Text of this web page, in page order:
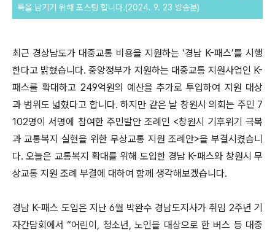
록을 남기기 위해 포스팅 합니다.(2024. 9. 23 방송분)
최근 경상남도가 대중교통 비용을 지원하는 ‘경남 K-패스’를 시행
한다고 밝혔습니다. 중앙정부가 지원하는 대중교통 지원사업인 K-
패스를 확대하고 249억원의 예산을 추가로 투입하여 지원 대상
과 범위도 넓혔다고 합니다. 하지만 같은 날 창원시 의회는 주민 7
102명이 서명에 참여한 주민발안 조례인 <창원시 기후위기 극복
과 교통복지 실현을 위한 무상교통 지원 조례안>을 부결시켰습니
다. 오늘은 교통복지 확대를 위해 도입한 경남 K-패스와 창원시 무
상교통 지원 조례 부결에 대하여 함께 생각해보겠습니다.
경남 K-패스 도입은 지난 6월 박완수 경남도지사가 취임 2주년 기
자간담회에서 “어린이, 청소년, 노인을 대상으로 한 버스 등 대중